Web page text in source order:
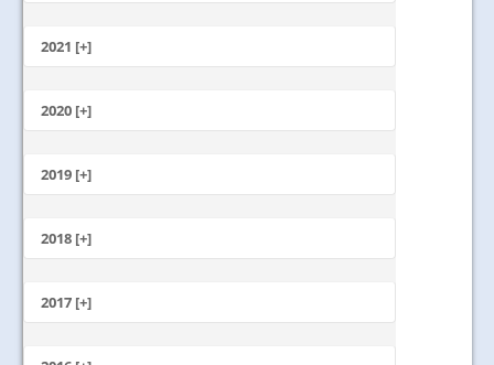
2021 [+]
October
July
2020 [+]
January
2019 [+]
November
October
August
July
2018 [+]
November
October
2017 [+]